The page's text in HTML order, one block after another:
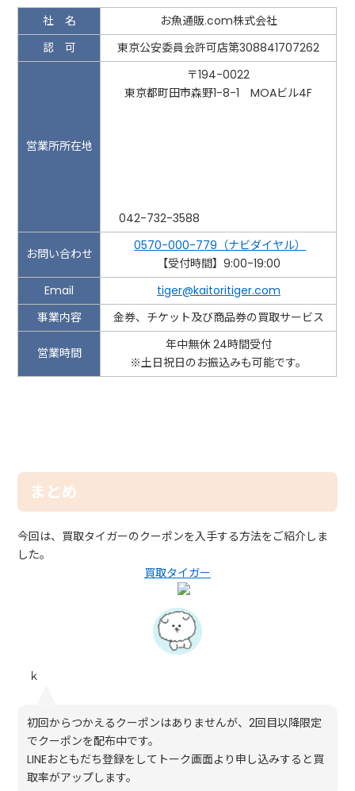
社 名
お魚通販.com株式会社
認 可
東京公安委員会許可店第308841707262
営業所所在地
〒194-0022
東京都町田市森野1-8-1 MOAビル4F
042-732-3588
お問い合わせ
0570-000-779（ナビダイヤル）
【受付時間】9:00-19:00
Email
tiger@kaitoritiger.com
事業内容
金券、チケット及び商品券の買取サービス
営業時間
年中無休 24時間受付
※土日祝日のお振込みも可能です。
まとめ
今回は、買取タイガーのクーポンを入手する方法をご紹介しま
した。
買取タイガー
ｋ
初回からつかえるクーポンはありませんが、2回目以降限定
でクーポンを配布中です。
LINEおともだち登録をしてトーク画面より申し込みすると買
取率がアップします。